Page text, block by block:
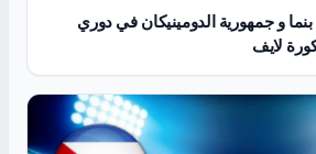
و جمهورية الدومينيكان في دوري
لايف